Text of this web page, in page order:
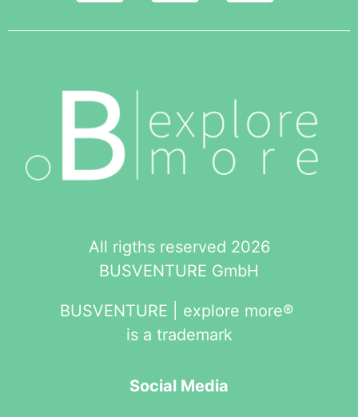
All rigths reserved 2026
BUSVENTURE GmbH
BUSVENTURE | explore more®
is a trademark
Social Media